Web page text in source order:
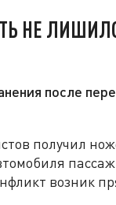
НЕ
после
получил
возник